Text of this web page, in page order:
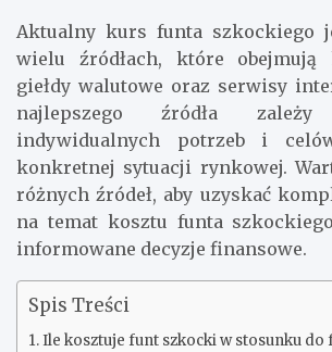
Aktualny kurs funta szkockiego
wielu źródłach, które obejmują
giełdy walutowe oraz serwisy
najlepszego źródła
indywidualnych potrzeb i
konkretnej sytuacji rynkowej.
różnych źródeł, aby uzyskać
na temat kosztu funta
informowane decyzje finansowe.
Spis Treści
Ile kosztuje funt szkocki w stosunku do